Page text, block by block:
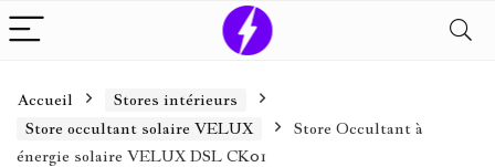
Accueil
Stores intérieurs
Store occultant solaire VELUX
Store Occultant à
énergie solaire VELUX DSL CK01